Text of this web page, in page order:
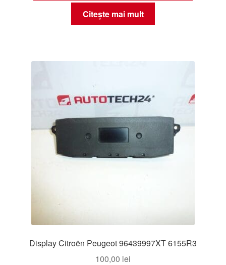
Citește mai mult
Display Citroën Peugeot 96439997XT 6155R3
100,00 lei